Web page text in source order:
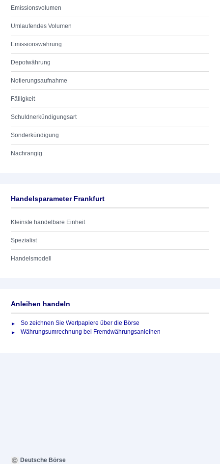
Emissionsvolumen
Umlaufendes Volumen
Emissionswährung
Depotwährung
Notierungsaufnahme
Fälligkeit
Schuldnerkündigungsart
Sonderkündigung
Nachrangig
Handelsparameter Frankfurt
Kleinste handelbare Einheit
Spezialist
Handelsmodell
Anleihen handeln
So zeichnen Sie Wertpapiere über die Börse
Währungsumrechnung bei Fremdwährungsanleihen
Deutsche Börse